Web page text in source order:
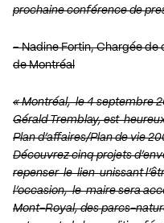
prochaine conférence de
– Nadine Fortin, Chargée
de Montréal
« Montréal, le 4 septembre
Gérald Tremblay, est
Plan d’affaires/Plan de vie
Découvrez cinq projets
repenser le lien unissant
l’occasion, le maire sera
Mont-Royal, des parcs-